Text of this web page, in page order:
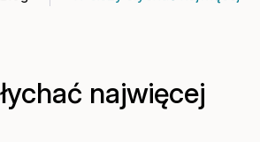
najwięcej